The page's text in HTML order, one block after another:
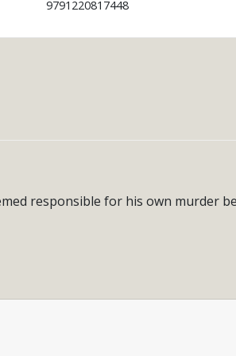
9791220817448
responsible for his own murder